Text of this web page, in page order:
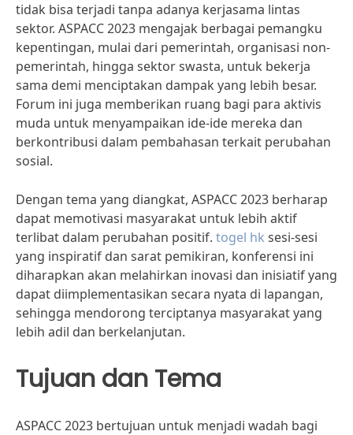
tidak bisa terjadi tanpa adanya kerjasama lintas
sektor. ASPACC 2023 mengajak berbagai pemangku
kepentingan, mulai dari pemerintah, organisasi non-
pemerintah, hingga sektor swasta, untuk bekerja
sama demi menciptakan dampak yang lebih besar.
Forum ini juga memberikan ruang bagi para aktivis
muda untuk menyampaikan ide-ide mereka dan
berkontribusi dalam pembahasan terkait perubahan
sosial.
Dengan tema yang diangkat, ASPACC 2023 berharap
dapat memotivasi masyarakat untuk lebih aktif
terlibat dalam perubahan positif. togel hk sesi-sesi
yang inspiratif dan sarat pemikiran, konferensi ini
diharapkan akan melahirkan inovasi dan inisiatif yang
dapat diimplementasikan secara nyata di lapangan,
sehingga mendorong terciptanya masyarakat yang
lebih adil dan berkelanjutan.
Tujuan dan Tema
ASPACC 2023 bertujuan untuk menjadi wadah bagi